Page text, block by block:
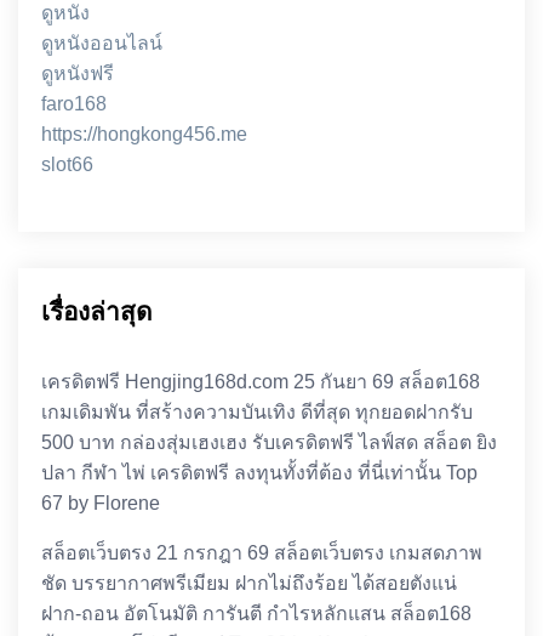
ดูหนัง
ดูหนังออนไลน์
ดูหนังฟรี
faro168
https://hongkong456.me
slot66
เรื่องล่าสุด
เครดิตฟรี Hengjing168d.com 25 กันยา 69 สล็อต168
เกมเดิมพัน ที่สร้างความบันเทิง ดีที่สุด ทุกยอดฝากรับ
500 บาท กล่องสุ่มเฮงเฮง รับเครดิตฟรี ไลฟ์สด สล็อต ยิง
ปลา กีฬา ไพ่ เครดิตฟรี ลงทุนทั้งที่ต้อง ที่นี่เท่านั้น Top
67 by Florene
สล็อตเว็บตรง 21 กรกฎา 69 สล็อตเว็บตรง เกมสดภาพ
ชัด บรรยากาศพรีเมียม ฝากไม่ถึงร้อย ได้สอยตังแน่
ฝาก-ถอน อัตโนมัติ การันตี กำไรหลักแสน สล็อต168